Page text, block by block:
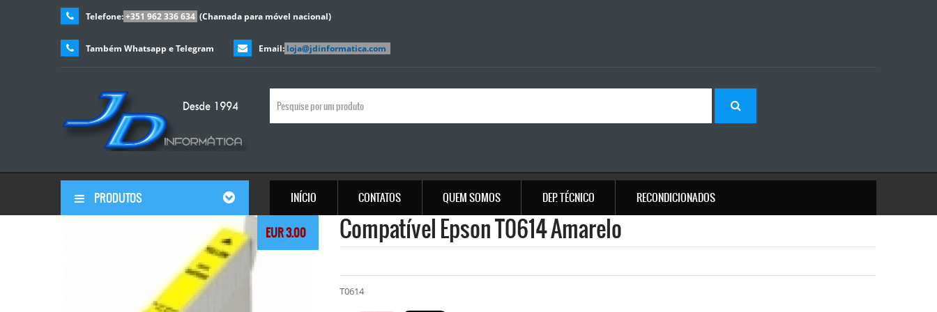
Telefone:+351 962 336 634 (Chamada para móvel nacional)
Também Whatsapp e Telegram Email: loja@jdinformatica.com
PRODUTOS
VinaGecko.com
INÍCIO CONTATOS QUEM SOMOS DEP. TÉCNICO RECONDICIONADOS
EUR 3.00 Compatível Epson T0614 Amarelo
T0614